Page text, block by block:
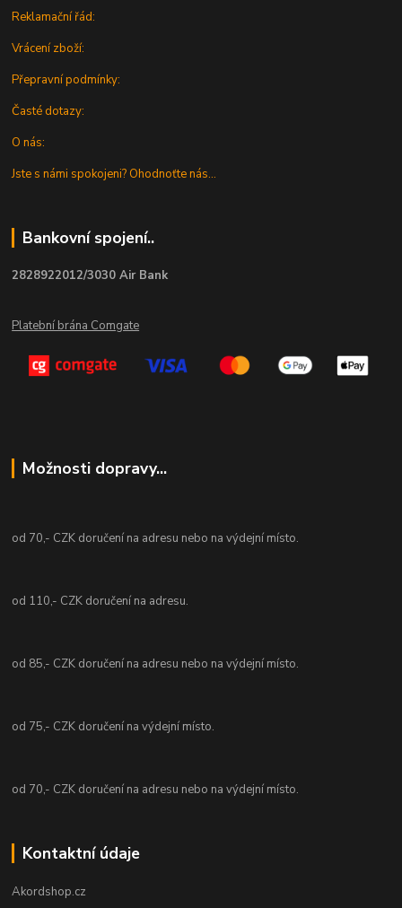
Reklamační řád:
Vrácení zboží:
Přepravní podmínky:
Časté dotazy:
O nás:
Jste s námi spokojeni? Ohodnoťte nás...
Bankovní spojení..
2828922012/3030 Air Bank
Platební brána Comgate
Možnosti dopravy...
od 70,- CZK doručení na adresu nebo na výdejní místo.
od 110,- CZK doručení na adresu.
od 85,- CZK doručení na adresu nebo na výdejní místo.
od 75,- CZK doručení na výdejní místo.
od 70,- CZK doručení na adresu nebo na výdejní místo.
Kontaktní údaje
Akordshop.cz